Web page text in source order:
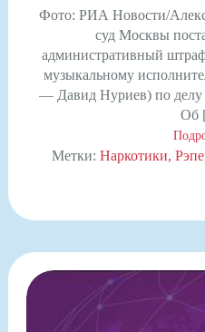
Фото: РИА Новости/
суд Москвы
административный
музыкальному
— Давид Нуриев) по делу
Об
Метки:Наркотики